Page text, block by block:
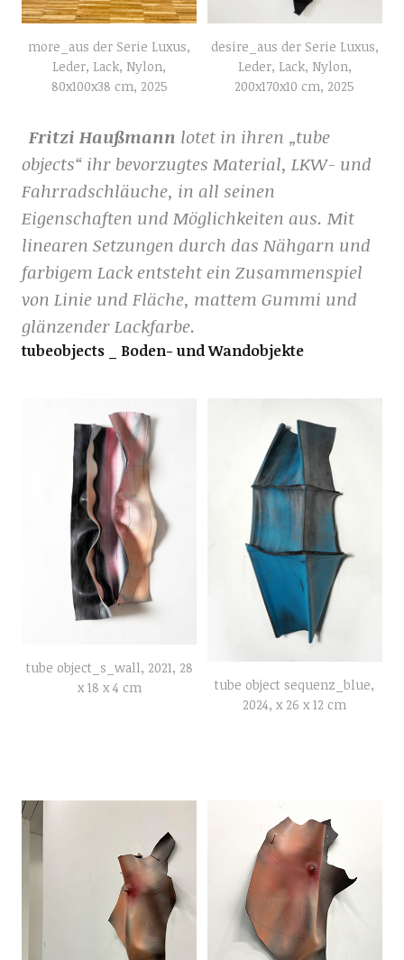
more_aus der Serie Luxus,
Leder, Lack, Nylon,
80x100x38 cm, 2025
desire_aus der Serie Luxus,
Leder, Lack, Nylon,
200x170x10 cm, 2025
Fritzi Haußmann lotet in ihren „tube
objects“ ihr bevorzugtes Material, LKW- und
Fahrradschläuche, in all seinen
Eigenschaften und Möglichkeiten aus. Mit
linearen Setzungen durch das Nähgarn und
farbigem Lack entsteht ein Zusammenspiel
von Linie und Fläche, mattem Gummi und
glänzender Lackfarbe.
tubeobjects _ Boden- und Wandobjekte
tube object_s_wall, 2021, 28
x 18 x 4 cm
tube object sequenz_blue,
2024, x 26 x 12 cm